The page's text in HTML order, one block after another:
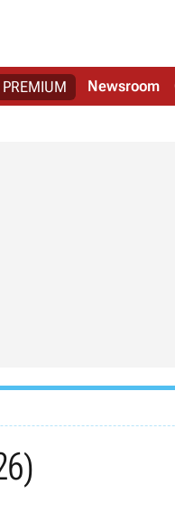
PREMIUM Newsroom